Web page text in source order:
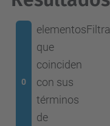
0
elementos
que
coinciden
con sus
términos
de